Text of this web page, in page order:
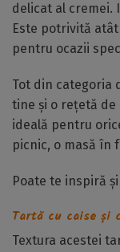
delicat al cremei.
Este potrivită
pentru ocazii
Tot din categoria
tine și o rețetă de
ideală pentru
picnic, o masă în
Poate te inspiră
Tartă cu caise și
Textura acestei